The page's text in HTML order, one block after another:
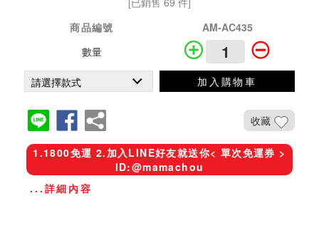
商品編號
AM-AC435
數量
加入購物車
收藏
1.1800免運 2.加入LINE好友就送你< 單次免運券 >
ID:@mamachou
...詳細內容